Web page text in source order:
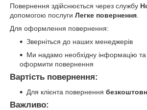
Повернення здійснюється через службу
допомогою послуги Легке повернення
Для оформлення повернення:
Зверніться до наших менеджерів
Ми надамо необхідну інформацію
оформити повернення
Вартість повернення:
Для клієнта повернення
Важливо: